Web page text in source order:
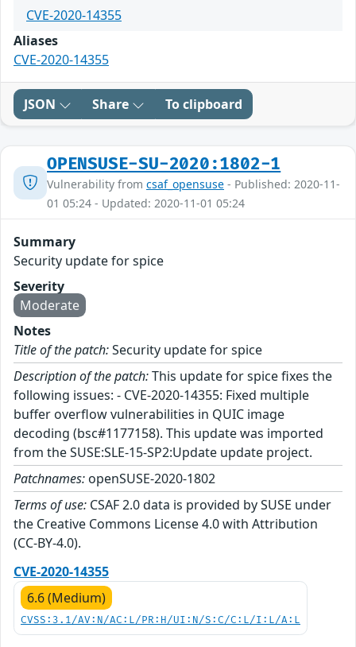
CVE-2020-14355
Aliases
CVE-2020-14355
JSON Share To clipboard
OPENSUSE-SU-2020:1802-1
Vulnerability from csaf_opensuse - Published: 2020-11-
01 05:24 - Updated: 2020-11-01 05:24
Summary
Security update for spice
Severity
Moderate
Notes
Title of the patch:Security update for spice
Description of the patch:This update for spice fixes the
following issues: - CVE-2020-14355: Fixed multiple
buffer overflow vulnerabilities in QUIC image
decoding (bsc#1177158). This update was imported
from the SUSE:SLE-15-SP2:Update update project.
Patchnames: openSUSE-2020-1802
Terms of use: CSAF 2.0 data is provided by SUSE under
the Creative Commons License 4.0 with Attribution
(CC-BY-4.0).
CVE-2020-14355
6.6 (Medium)
CVSS:3.1/AV:N/AC:L/PR:H/UI:N/S:C/C:L/I:L/A:L